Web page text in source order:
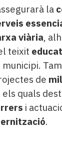
la
viària,
teixit
municipi.
de
quals
i
.